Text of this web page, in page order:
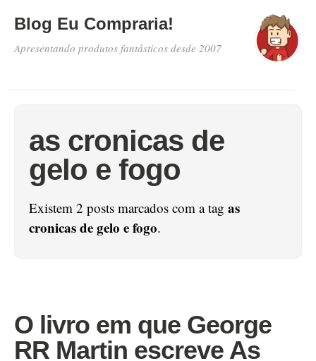
Blog Eu Compraria!
Apresentando produtos fantásticos desde 2007
as cronicas de
gelo e fogo
Existem 2 posts marcados com a tag as
cronicas de gelo e fogo.
O livro em que George
RR Martin escreve As